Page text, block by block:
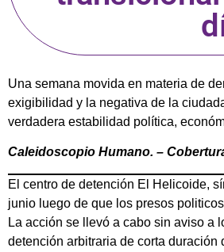
Una semana movida en materia de
exigibilidad y la negativa de la
verdadera estabilidad política,
Caleidoscopio Humano. –
El centro de detención El Helicoide,
junio luego de que los presos
La acción se llevó a cabo sin aviso a
detención arbitraria de corta duración